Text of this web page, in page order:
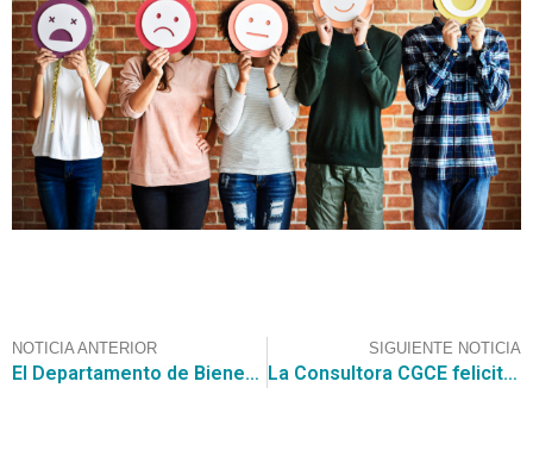
NOTICIA ANTERIOR
El Departamento de Bienestar Social busca oferentes para el Suministro de Ferretería y Arriendo de Maquinaria por un monto de $4.700.000.000
SIGUIENTE NOTICIA
La Consultora CGCE felicita a sus clientes que se adjudicaron el Convenio Marco para la Adquisición de Vehículos y Maquinarias